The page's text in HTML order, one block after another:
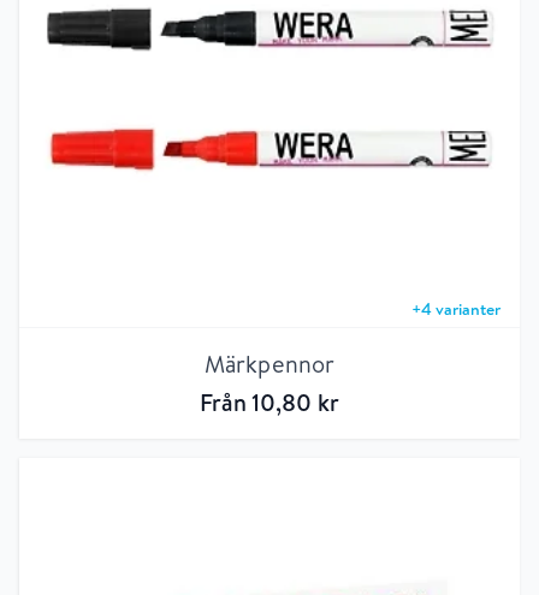
+4varianter
Märkpennor
Från10,80 kr